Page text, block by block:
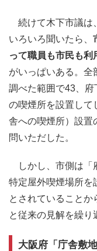
続けて木下市議は
いろいろ聞いたら、
って職員も市民も利
がいっぱいある。全
調べた範囲で43、
の喫煙所を設置して
舎への喫煙所）設置
問いただした。
しかし、市側は「
特定屋外喫煙場所を
とされていることか
と従来の見解を繰り
大阪府「庁舎敷